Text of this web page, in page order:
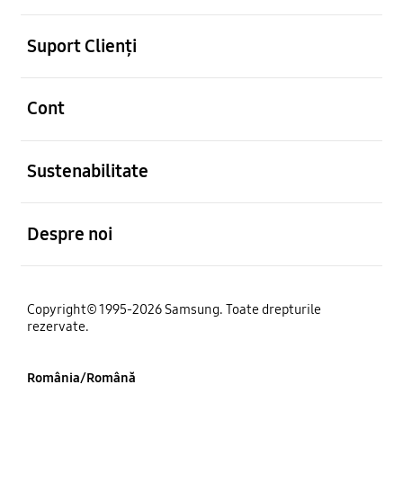
Suport Clienți
Cont
Sustenabilitate
Despre noi
Copyright© 1995-2026 Samsung. Toate drepturile
rezervate.
România/Română